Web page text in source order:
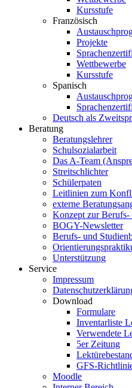
Kursstufe
Französisch
Projekte
Wettbewerbe
Kursstufe
Spanisch
Deutsch als
Beratung
Beratungslehrer
Schulsozialarbeit
Das A-Team
Streitschlichter
Schülerpaten
Leitlinien zum
externe
Konzept zur
BOGY-Newsletter
Berufs- und
Unterstützung
Service
Impressum
Download
Formulare
Inventarliste
Verwendete
5er Zeitung
GFS-
Moodle